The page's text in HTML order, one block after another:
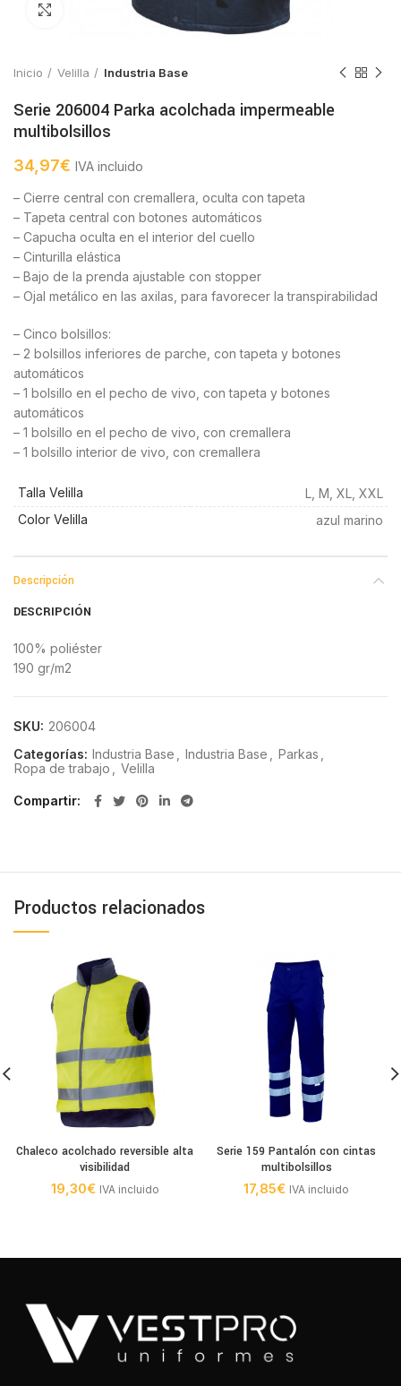
Click to enlarge
Inicio Velilla Industria Base
Serie 206004 Parka acolchada impermeable
multibolsillos
34,97€ IVA incluido
– Cierre central con cremallera, oculta con tapeta
– Tapeta central con botones automáticos
– Capucha oculta en el interior del cuello
– Cinturilla elástica
– Bajo de la prenda ajustable con stopper
– Ojal metálico en las axilas, para favorecer la transpirabilidad
– Cinco bolsillos:
– 2 bolsillos inferiores de parche, con tapeta y botones
automáticos
– 1 bolsillo en el pecho de vivo, con tapeta y botones
automáticos
– 1 bolsillo en el pecho de vivo, con cremallera
– 1 bolsillo interior de vivo, con cremallera
Talla Velilla
L, M, XL, XXL
Color Velilla
azul marino
Descripción
DESCRIPCIÓN
100% poliéster
190 gr/m2
SKU: 206004
Categorías: Industria Base Industria Base Parkas
Ropa de trabajo
Velilla
Compartir
Productos relacionados
Chaleco acolchado reversible alta
visibilidad
19,30€ IVA incluido
Serie 159 Pantalón con cintas
multibolsillos
17,85€ IVA incluido